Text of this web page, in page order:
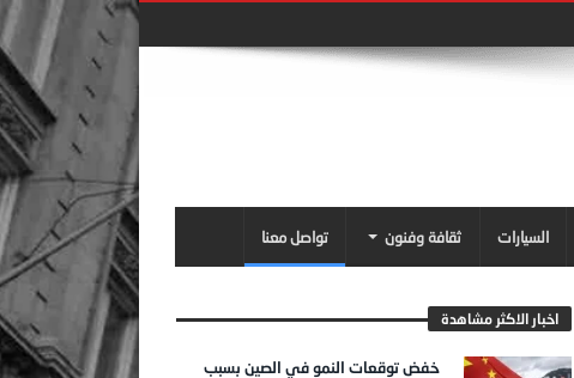
السيارات ثقافة وفنون تواصل معنا
اخبار الاكثر مشاهدة
خفض توقعات النمو في الصين بسبب